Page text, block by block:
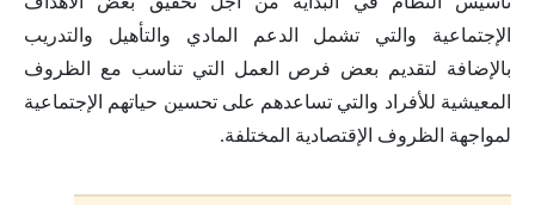
الإجتماعية والتي تشمل الدعم المادي والتأهيل والتدريب
بالإضافة لتقديم بعض فرص العمل التي تناسب مع الظروف
المعيشية للأفراد والتي تساعدهم على تحسين حياتهم الإجتماعية
لمواجهة الظروف الإقتصادية المختلفة.